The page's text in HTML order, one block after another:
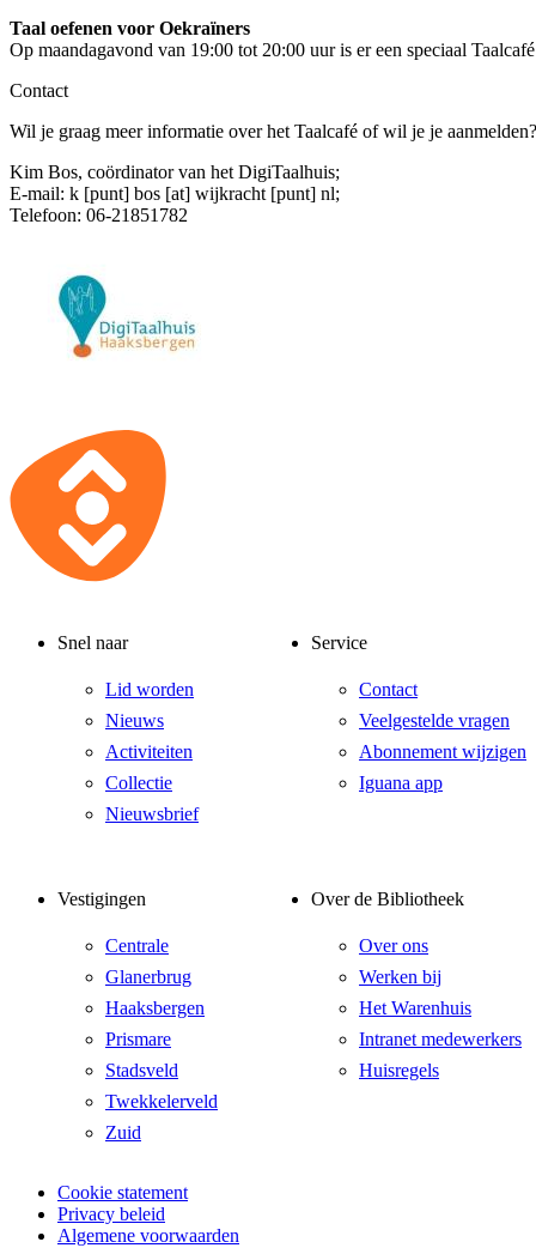
Taal oefenen voor Oekraïners
Op maandagavond van 19:00 tot 20:00 uur is er een speciaal
Contact
Wil je graag meer informatie over het Taalcafé of wil je je
Kim Bos, coördinator van het DigiTaalhuis;
E-mail: k [punt] bos [at] wijkracht [punt] nl;
Telefoon: 06-21851782
Snel naar
Lid worden
Nieuws
Activiteiten
Collectie
Nieuwsbrief
Service
Contact
Veelgestelde vragen
Abonnement wijzigen
Iguana app
Vestigingen
Centrale
Glanerbrug
Haaksbergen
Prismare
Stadsveld
Twekkelerveld
Zuid
Over de Bibliotheek
Over ons
Werken bij
Het Warenhuis
Intranet medewerkers
Huisregels
Cookie statement
Privacy beleid
Algemene voorwaarden